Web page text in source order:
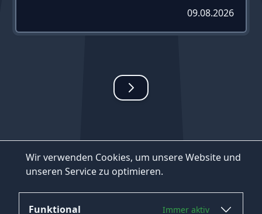
Wir verwenden Cookies, um unsere Website und
unseren Service zu optimieren.
Funktional Immer aktiv
09.08.2026